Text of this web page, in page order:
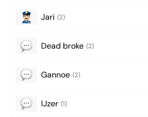
Jari (2)
Dead broke (2)
Gannoe (2)
IJzer (1)